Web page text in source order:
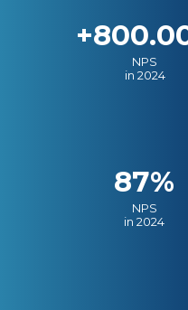
NPS
in 2024
87%
NPS
in 2024